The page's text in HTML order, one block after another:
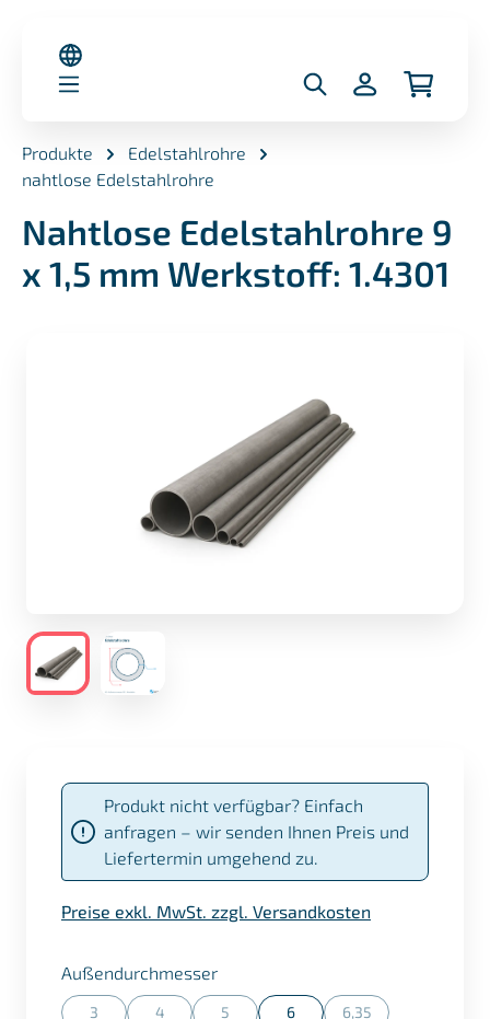
Produkte
Edelstahlrohre
nahtlose Edelstahlrohre
Nahtlose Edelstahlrohre 9
x 1,5 mm Werkstoff: 1.4301
Produkt nicht verfügbar? Einfach
anfragen – wir senden Ihnen Preis und
Liefertermin umgehend zu.
Preise exkl. MwSt. zzgl. Versandkosten
Außendurchmesserauswählen
3 4 5 6 6,35